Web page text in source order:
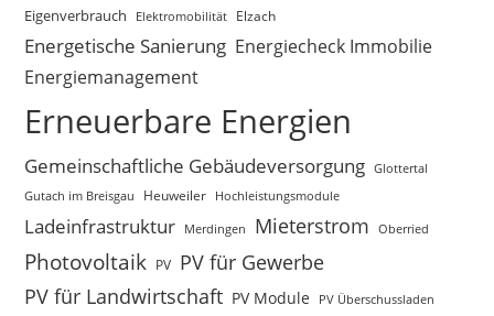
Eigenverbrauch Elektromobilität Elzach
Energetische Sanierung Energiecheck Immobilie
Energiemanagement
Erneuerbare Energien
Gemeinschaftliche Gebäudeversorgung Glottertal
Gutach im Breisgau
Heuweiler Hochleistungsmodule
Ladeinfrastruktur Merdingen Mieterstrom Oberried
Photovoltaik PV PV für Gewerbe
PV für Landwirtschaft PV Module
PV Überschussladen